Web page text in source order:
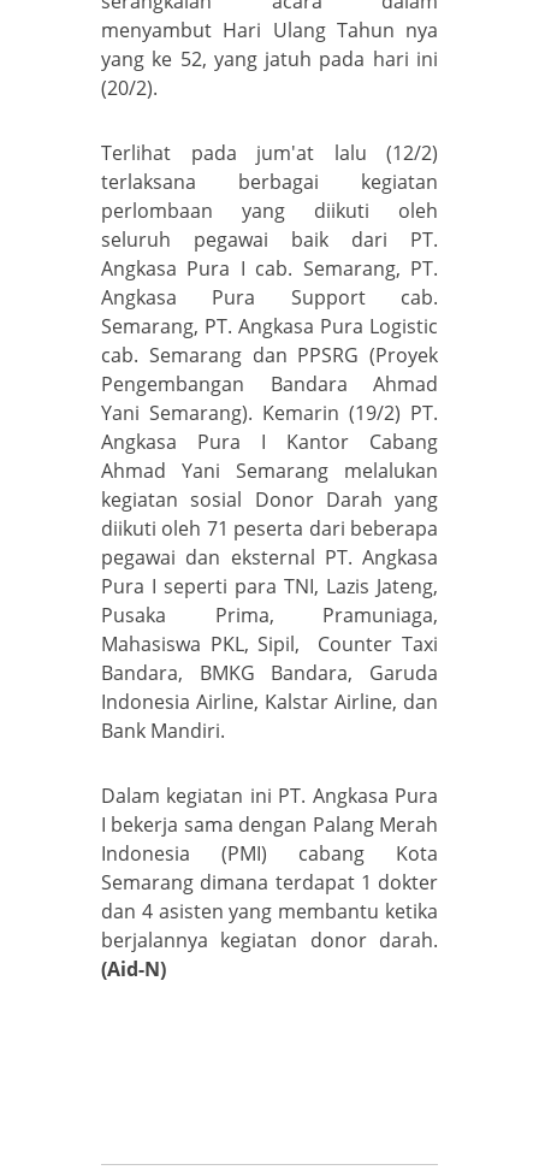
menyambut Hari Ulang Tahun nya
yang ke 52, yang jatuh pada hari ini
(20/2).
Terlihat pada jum'at lalu (12/2)
terlaksana berbagai kegiatan
perlombaan yang diikuti oleh
seluruh pegawai baik dari PT.
Angkasa Pura I cab. Semarang, PT.
Angkasa Pura Support cab.
Semarang, PT. Angkasa Pura Logistic
cab. Semarang dan PPSRG (Proyek
Pengembangan Bandara Ahmad
Yani Semarang). Kemarin (19/2) PT.
Angkasa Pura I Kantor Cabang
Ahmad Yani Semarang melalukan
kegiatan sosial Donor Darah yang
diikuti oleh 71 peserta dari beberapa
pegawai dan eksternal PT. Angkasa
Pura I seperti para TNI, Lazis Jateng,
Pusaka Prima, Pramuniaga,
Mahasiswa PKL, Sipil, Counter Taxi
Bandara, BMKG Bandara, Garuda
Indonesia Airline, Kalstar Airline, dan
Bank Mandiri.
Dalam kegiatan ini PT. Angkasa Pura
I bekerja sama dengan Palang Merah
Indonesia (PMI) cabang Kota
Semarang dimana terdapat 1 dokter
dan 4 asisten yang membantu ketika
berjalannya kegiatan donor darah.
(Aid-N)